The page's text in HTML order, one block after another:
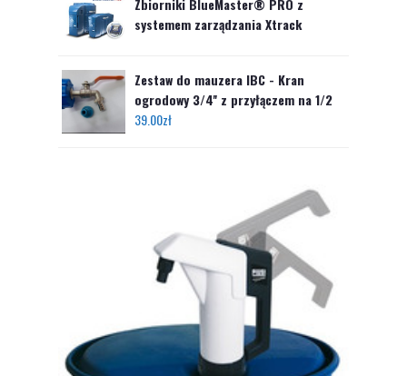
Zbiorniki BlueMaster® PRO z
systemem zarządzania Xtrack
Zestaw do mauzera IBC - Kran
ogrodowy 3/4'' z przyłączem na 1/2
39.00zł